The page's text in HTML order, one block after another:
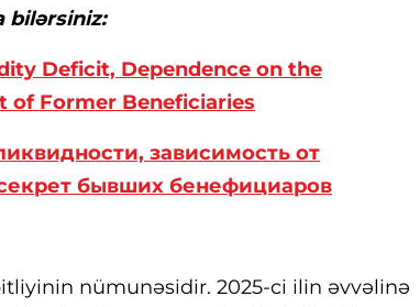
bilərsiniz:
Deficit, Dependence on the
of Former Beneficiaries
зависимость от
бывших бенефициаров
nümunəsidir. 2025-ci ilin əvvəlinə